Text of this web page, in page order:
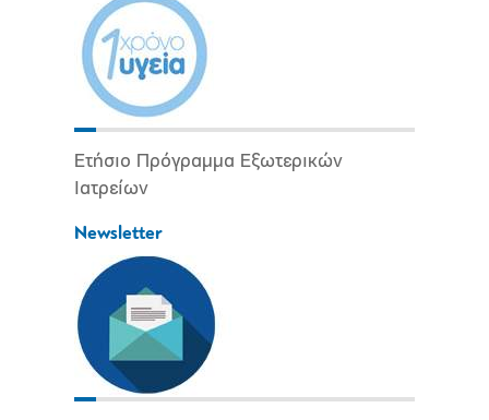
Ετήσιο Πρόγραμμα Εξωτερικών
Ιατρείων
Newsletter